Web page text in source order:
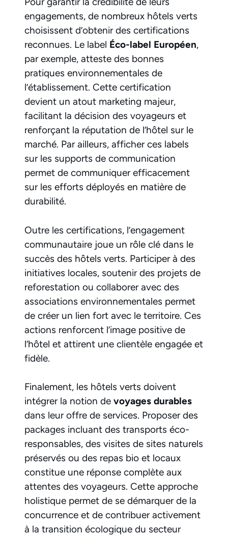
engagements, de nombreux hôtels verts
choisissent d’obtenir des certifications
reconnues. Le label Éco-label Européen,
par exemple, atteste des bonnes
pratiques environnementales de
l’établissement. Cette certification
devient un atout marketing majeur,
facilitant la décision des voyageurs et
renforçant la réputation de l’hôtel sur le
marché. Par ailleurs, afficher ces labels
sur les supports de communication
permet de communiquer efficacement
sur les efforts déployés en matière de
durabilité.
Outre les certifications, l’engagement
communautaire joue un rôle clé dans le
succès des hôtels verts. Participer à des
initiatives locales, soutenir des projets de
reforestation ou collaborer avec des
associations environnementales permet
de créer un lien fort avec le territoire. Ces
actions renforcent l’image positive de
l’hôtel et attirent une clientèle engagée et
fidèle.
Finalement, les hôtels verts doivent
intégrer la notion de voyages durables
dans leur offre de services. Proposer des
packages incluant des transports éco-
responsables, des visites de sites naturels
préservés ou des repas bio et locaux
constitue une réponse complète aux
attentes des voyageurs. Cette approche
holistique permet de se démarquer de la
concurrence et de contribuer activement
à la transition écologique du secteur